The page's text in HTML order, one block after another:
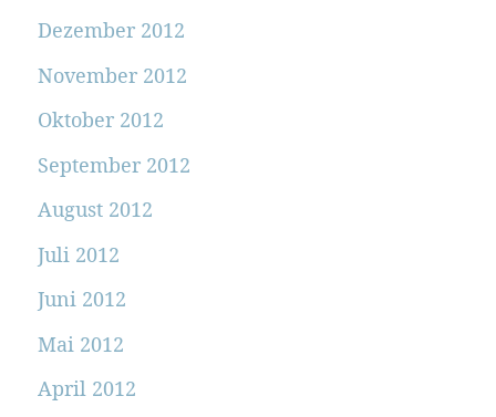
Dezember 2012
November 2012
Oktober 2012
September 2012
August 2012
Juli 2012
Juni 2012
Mai 2012
April 2012